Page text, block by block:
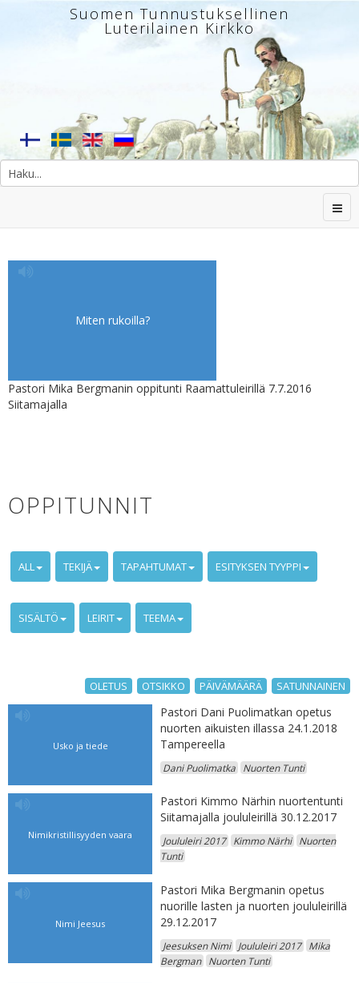
Suomen Tunnustuksellinen
Luterilainen Kirkko
Miten rukoilla?
Pastori Mika Bergmanin oppitunti Raamattuleirillä 7.7.2016
Siitamajalla
OPPITUNNIT
ALL TEKIJÄ TAPAHTUMAT ESITYKSEN TYYPPI
SISÄLTÖ LEIRIT TEEMA
OLETUS OTSIKKO PÄIVÄMÄÄRÄ SATUNNAINEN
Usko ja tiede
Pastori Dani Puolimatkan opetus
nuorten aikuisten illassa 24.1.2018
Tampereella
Dani Puolimatka Nuorten Tunti
Nimikristillisyyden vaara
Pastori Kimmo Närhin nuortentunti
Siitamajalla joululeirillä 30.12.2017
Joululeiri 2017 Kimmo Närhi
Nuorten
Tunti
Nimi Jeesus
Pastori Mika Bergmanin opetus
nuorille lasten ja nuorten joululeirillä
29.12.2017
Jeesuksen Nimi Joululeiri 2017
Mika
Bergman
Nuorten Tunti